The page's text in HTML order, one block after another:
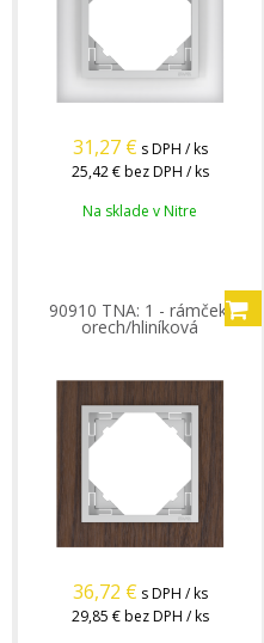
31,27 € s DPH / ks
25,42 € bez DPH / ks
Na sklade v Nitre
90910 TNA: 1 - rámček,
orech/hliníková
36,72 € s DPH / ks
29,85 € bez DPH / ks